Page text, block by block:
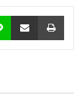
Line Share via Email